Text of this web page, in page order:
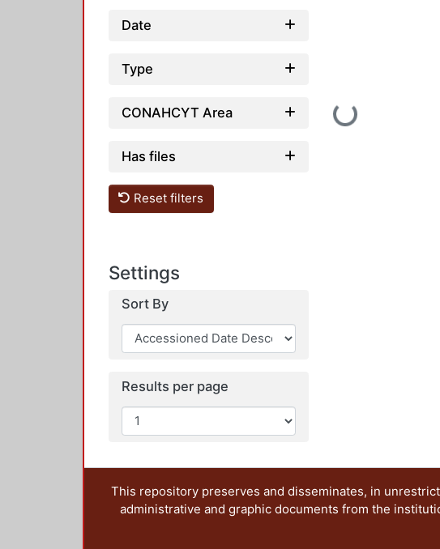
Date
Type
CONAHCYT Area
Has files
Reset filters
Settings
Sort By
Results per page
Loading...
This repository preserves and disseminates, in
administrative and graphic documents from the